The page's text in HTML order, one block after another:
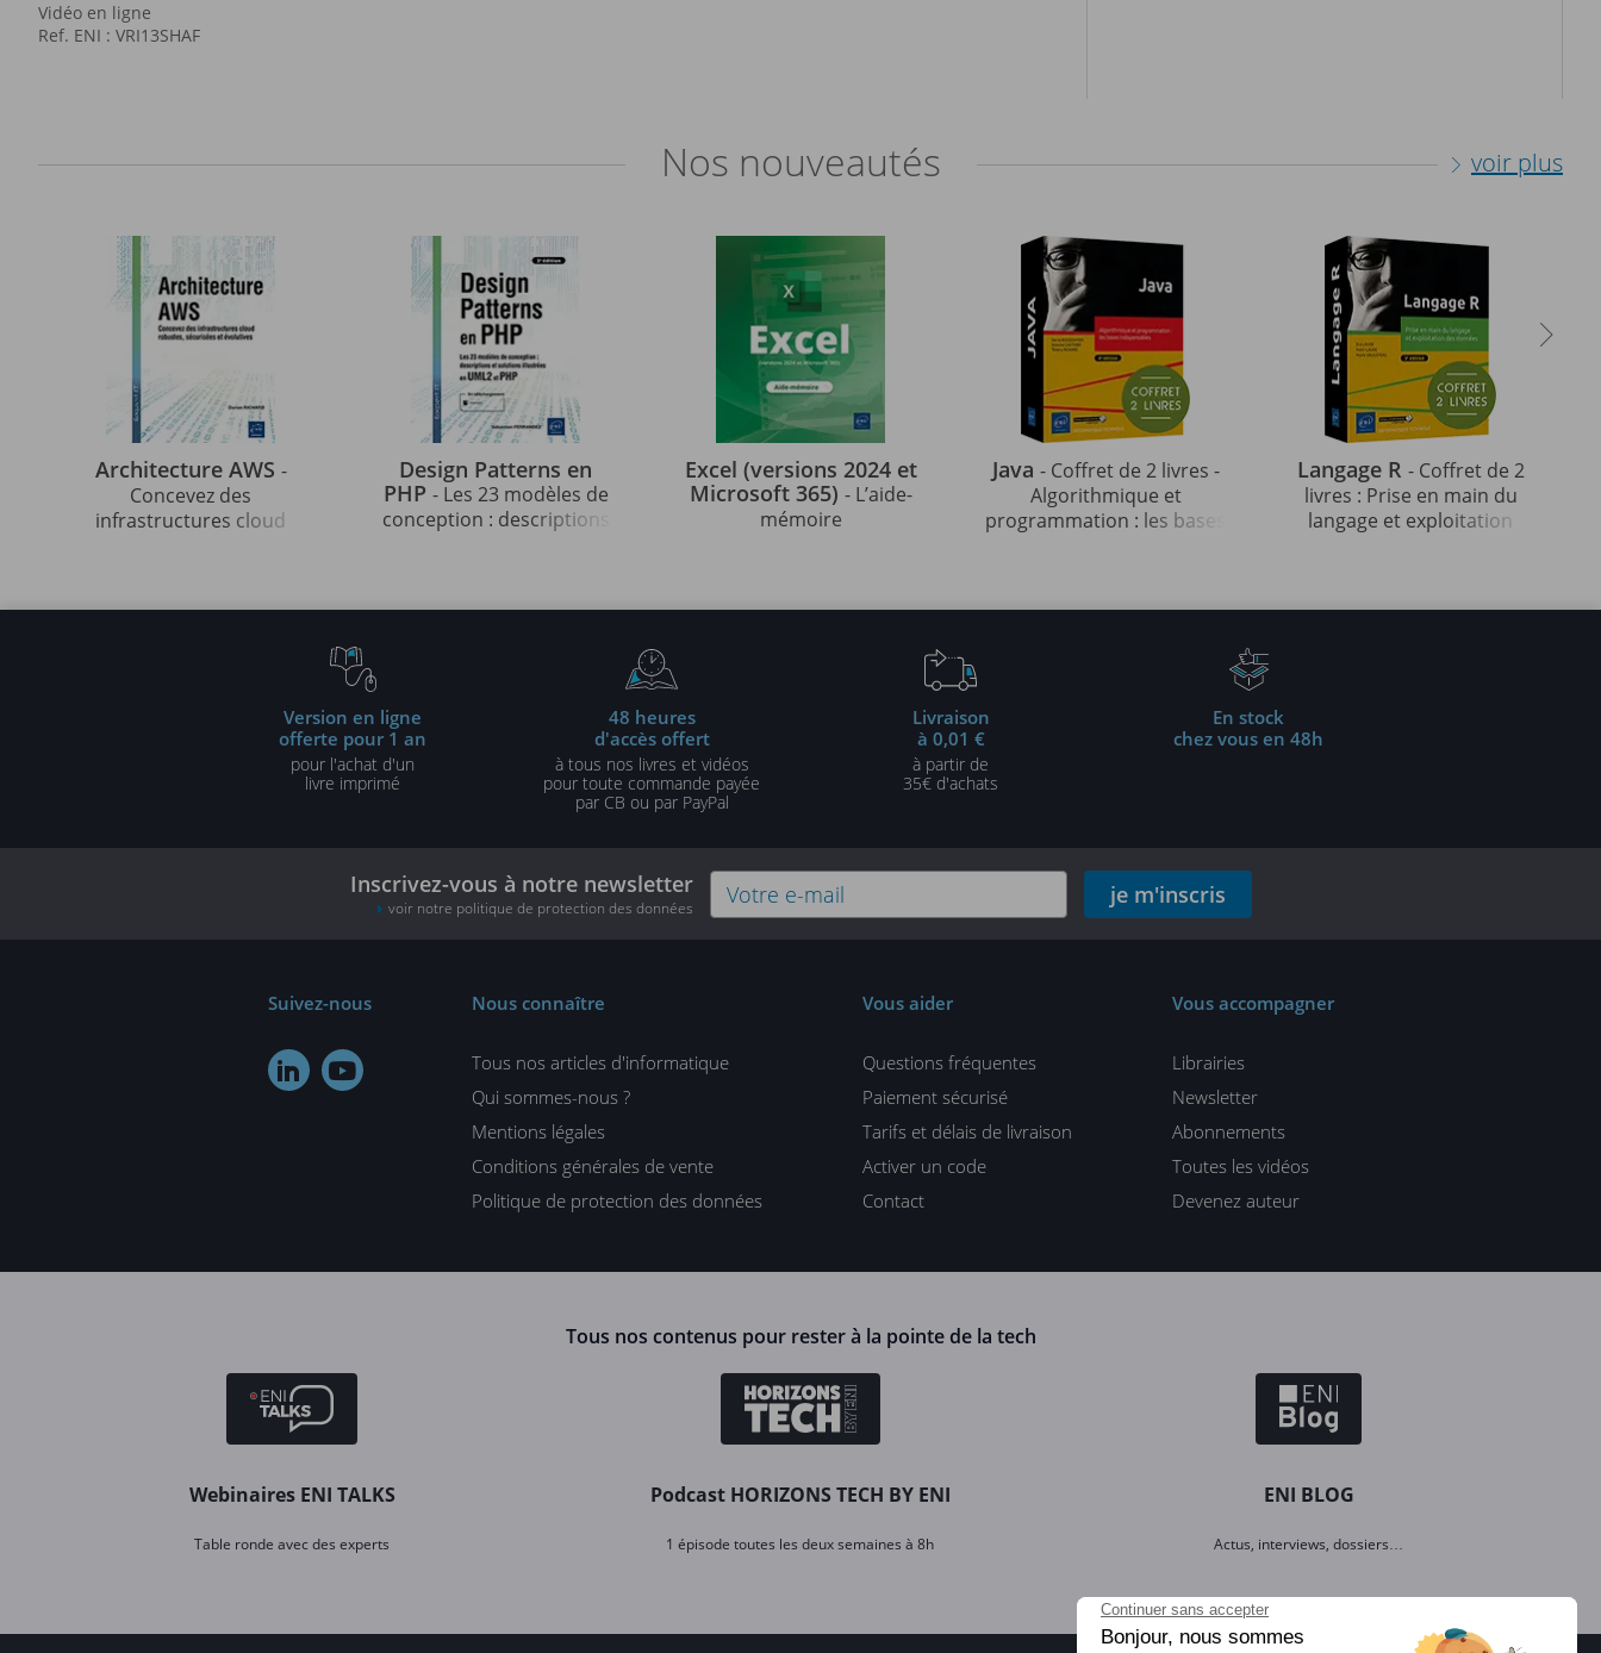
Vidéo en ligne
Ref. ENI : VRI13SHAF
Nos nouveautés voir plus
Architecture AWS -
Concevez des
infrastructures cloud
Design Patterns en
PHP - Les 23 modèles de
conception : descriptions
Excel (versions 2024 et
Microsoft 365) - L’aide-
mémoire
Java - Coffret de 2 livres -
Algorithmique et
programmation : les bases
Langage R - Coffret de 2
livres : Prise en main du
langage et exploitation
Version en ligne
offerte pour 1 an
pour l'achat d'un
livre imprimé
48 heures
d'accès offert
à tous nos livres et vidéos
pour toute commande payée
par CB ou par PayPal
Livraison
à 0,01 €
à partir de
35€ d'achats
En stock
chez vous en 48h
Inscrivez-vous à notre newsletter
voir notre politique de protection des données je m'inscris
Suivez-nous
 
Nous connaître
Tous nos articles d'informatique
Qui sommes-nous ?
Mentions légales
Conditions générales de vente
Politique de protection des données
Vous aider
Questions fréquentes
Paiement sécurisé
Tarifs et délais de livraison
Activer un code
Contact
Vous accompagner
Librairies
Newsletter
Abonnements
Toutes les vidéos
Devenez auteur
Tous nos contenus pour rester à la pointe de la tech
Webinaires ENI TALKS
Table ronde avec des experts
Podcast HORIZONS TECH BY ENI
1 épisode toutes les deux semaines à 8h
ENI BLOG
Actus, interviews, dossiers…